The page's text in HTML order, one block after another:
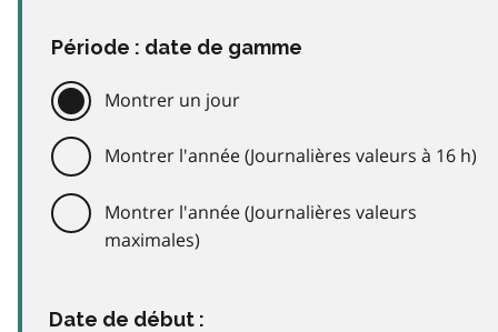
Période : date de gamme
Montrer un jour
Montrer l'année (Journalières valeurs à 16 h)
Montrer l'année (Journalières valeurs
maximales)
Date de début :